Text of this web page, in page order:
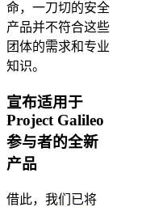
命，一刀切的安全
产品并不符合这些
团体的需求和专业
知识。
宣布适用于
Project Galileo
参与者的全新
产品
借此，我们已将